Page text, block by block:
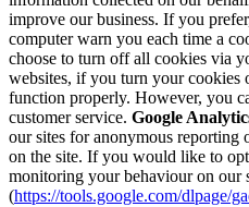
improve our business. If you
computer warn you each time a
choose to turn off all cookies via
websites, if you turn your cookies
function properly. However, you
customer service. Google
our sites for anonymous reporting
on the site. If you would like to
monitoring your behaviour on our
(https://tools.google.com/dlpage/